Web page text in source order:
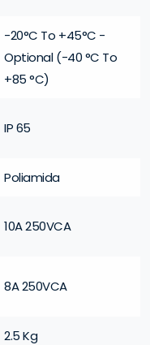
-20°C To +45°C -
Optional (-40 °C To
+85 °C)
IP 65
Poliamida
10A 250VCA
8A 250VCA
2.5 Kg